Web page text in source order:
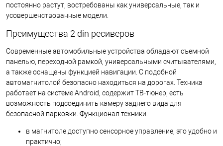
постоянно растут, востребованы как универсальные, так и
усовершенствованные модели.
Преимущества 2 din ресиверов
Современные автомобильные устройства обладают съемной
панелью, переходной рамкой, универсальными считывателями,
а также оснащены функцией навигации. С подобной
автомагнитолой безопасно находиться на дорогах. Техника
работает на системе Android, содержит ТВ-тюнер, есть
возможность подсоединить камеру заднего вида для
безопасной парковки. Функционал техники:
в магнитоле доступно сенсорное управление, это удобно и
практично;